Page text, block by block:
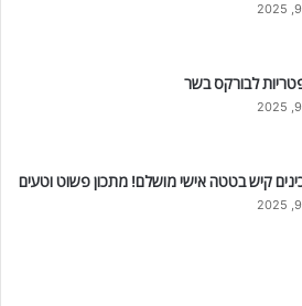
לבורקס בשר
קיש בטטה אישי מושלם! מתכון פשוט וטעים